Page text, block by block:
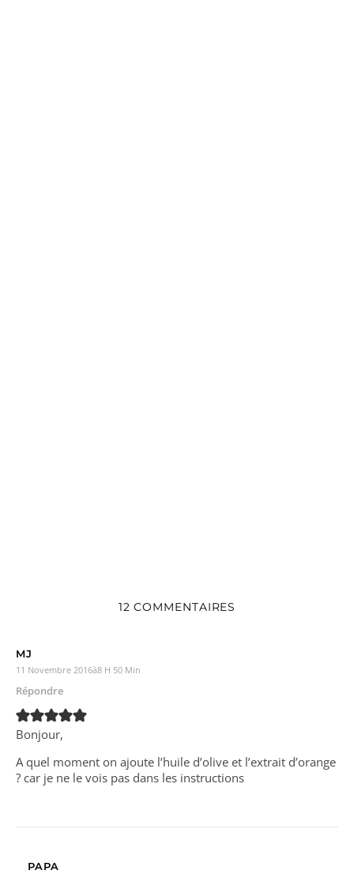
12 COMMENTAIRES
MJ
11 Novembre 2016à8 H 50 Min
Répondre
Bonjour,
A quel moment on ajoute l’huile d’olive et l’extrait d’orange
? car je ne le vois pas dans les instructions
PAPA